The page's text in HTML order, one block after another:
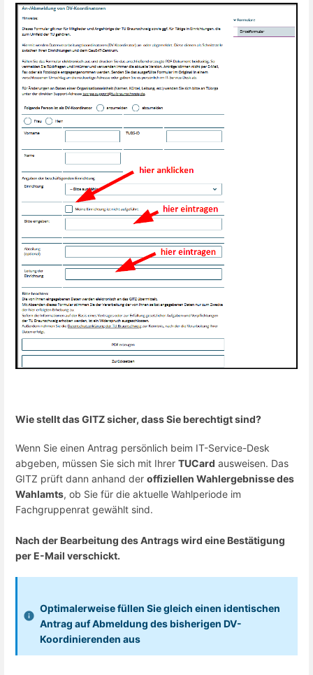
Wie stellt das GITZ sicher, dass Sie berechtigt sind?
Wenn Sie einen Antrag persönlich beim IT-Service-Desk
abgeben, müssen Sie sich mit Ihrer TUCard ausweisen. Das
GITZ prüft dann anhand der offiziellen Wahlergebnisse des
Wahlamts, ob Sie für die aktuelle Wahlperiode im
Fachgruppenrat gewählt sind.
Nach der Bearbeitung des Antrags wird eine Bestätigung
per E-Mail verschickt.
Optimalerweise füllen Sie gleich einen identischen
Antrag auf Abmeldung des bisherigen DV-
Koordinierenden aus